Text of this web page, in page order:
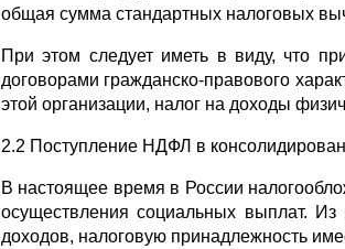
общая сумма стандартных налоговых
При этом следует иметь в виду, что
договорами гражданско-правового
этой организации, налог на доходы
2.2 Поступление НДФЛ в
В настоящее время в России
осуществления социальных выплат.
доходов, налоговую принадлежность